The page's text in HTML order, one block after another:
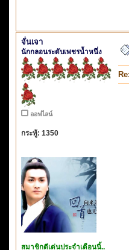
จั่นเจา
นักกลอนระดับเพชรน้ำหนึ่ง
ออฟไลน์
กระทู้: 1350
สมาชิกดีเด่นประจำเดือนนี้..